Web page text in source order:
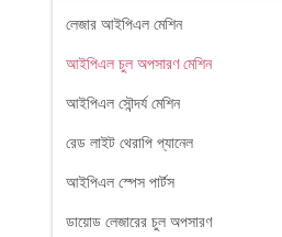
লেজার আইপিএল মেশিন
আইপিএল চুল অপসারণ মেশিন
আইপিএল সৌন্দর্য মেশিন
রেড লাইট থেরাপি প্যানেল
আইপিএল স্পেস পার্টস
ডায়োড লেজারের চুল অপসারণ